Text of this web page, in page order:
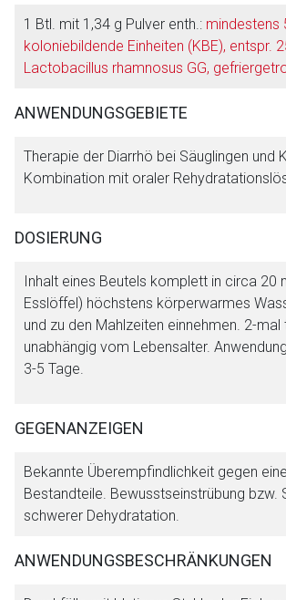
1 Btl. mit 1,34 g Pulver enth.: mindestens
koloniebildende Einheiten (KBE), entspr.
Lactobacillus rhamnosus GG,
ANWENDUNGSGEBIETE
Therapie der Diarrhö bei Säuglingen und
Kombination mit oraler
DOSIERUNG
Inhalt eines Beutels komplett in circa 20
Esslöffel) höchstens körperwarmes
und zu den Mahlzeiten einnehmen. 2-
unabhängig vom Lebensalter.
3-5 Tage.
GEGENANZEIGEN
Bekannte Überempfindlichkeit gegen
Bestandteile. Bewusstseinstrübung bzw.
schwerer Dehydratation.
ANWENDUNGSBESCHRÄNKUNGEN